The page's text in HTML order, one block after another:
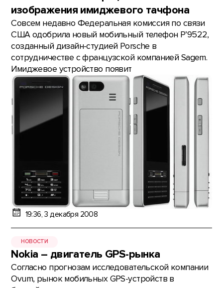
изображения имиджевого тачфона
Совсем недавно Федеральная комиссия по связи
США одобрила новый мобильный телефон P’9522,
созданный дизайн-студией Porsche в
сотрудничестве с французской компанией Sagem.
Имиджевое устройство появит
19:36, 3 декабря 2008
НОВОСТИ
Nokia – двигатель GPS-рынка
Согласно прогнозам исследовательской компании
Ovum, рынок мобильных GPS-устройств в